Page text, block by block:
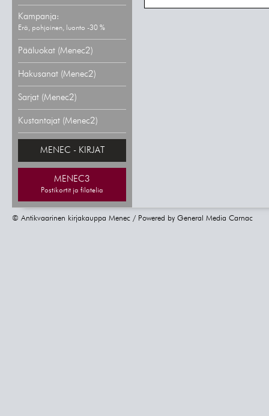
Kampanja:
Erä, pohjoinen, luonto -30 %
Pääluokat (Menec2)
Hakusanat (Menec2)
Sarjat (Menec2)
Kustantajat (Menec2)
MENEC - KIRJAT
MENEC3
Postikortit ja filatelia
© Antikvaarinen kirjakauppa Menec / Powered by General Media Carnac